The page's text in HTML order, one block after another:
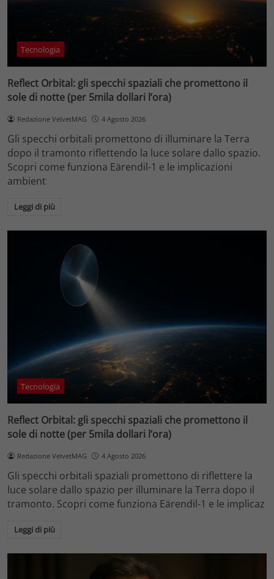
Tecnologia
Reflect Orbital: gli specchi spaziali che promettono il
sole di notte (per 5mila dollari l’ora)
Redazione VelvetMAG 4 Agosto 2026
Gli specchi orbitali promettono di illuminare la Terra
dopo il tramonto riflettendo la luce solare dallo spazio.
Scopri come funziona Eärendil-1 e le implicazioni
ambient
Leggi di più
Tecnologia
Reflect Orbital: gli specchi spaziali che promettono il
sole di notte (per 5mila dollari l’ora)
Redazione VelvetMAG 4 Agosto 2026
Gli specchi orbitali spaziali promettono di riflettere la
luce solare dallo spazio per illuminare la Terra dopo il
tramonto. Scopri come funziona Eärendil-1 e le implicaz
Leggi di più